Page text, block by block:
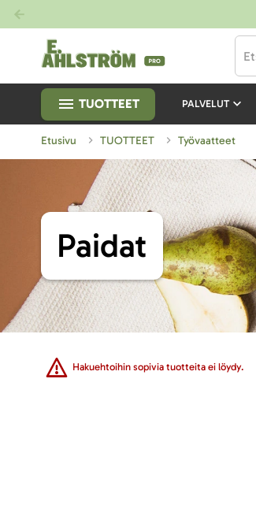
TUOTTEET PALVELUT
Etusivu TUOTTEET Työvaatteet
Paidat
Hakuehtoihin sopivia tuotteita ei löydy.